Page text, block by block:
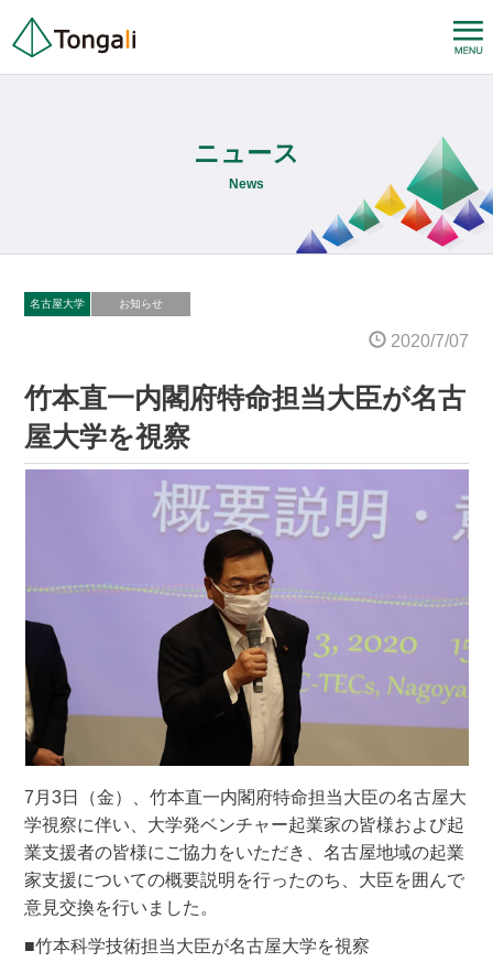
ニュース
News
名古屋大学 お知らせ
2020/7/07
竹本直一内閣府特命担当大臣が名古
屋大学を視察
7月3日（金）、竹本直一内閣府特命担当大臣の名古屋大
学視察に伴い、大学発ベンチャー起業家の皆様および起
業支援者の皆様にご協力をいただき、名古屋地域の起業
家支援についての概要説明を行ったのち、大臣を囲んで
意見交換を行いました。
■竹本科学技術担当大臣が名古屋大学を視察